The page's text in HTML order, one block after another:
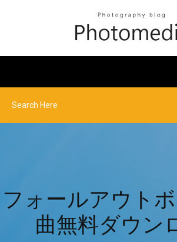
フォールアウト
曲無料ダウン